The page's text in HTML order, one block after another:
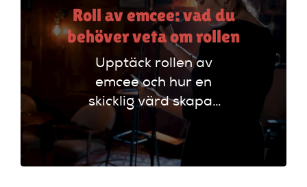
Roll av emcee: vad du
behöver veta om rollen
Upptäck rollen av
emcee och hur en
skicklig värd skapar
oförglömliga
evenemang genom
att styra